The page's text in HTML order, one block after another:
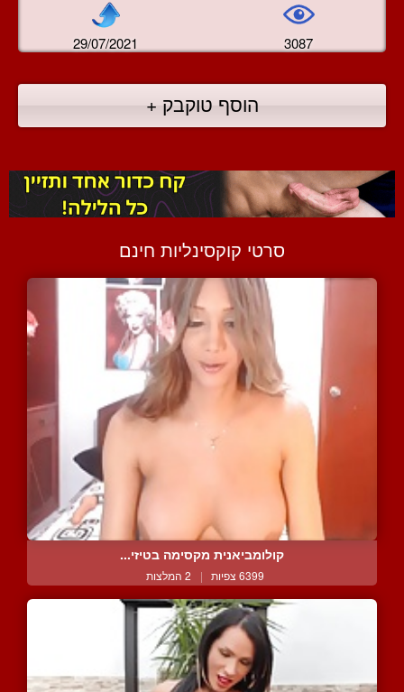
29/07/2021 3087
הוסף טוקבק +
סרטי קוקסינליות חינם
קולומביאנית מקסימה בטיזי...
6399 צפיות | 2 המלצות